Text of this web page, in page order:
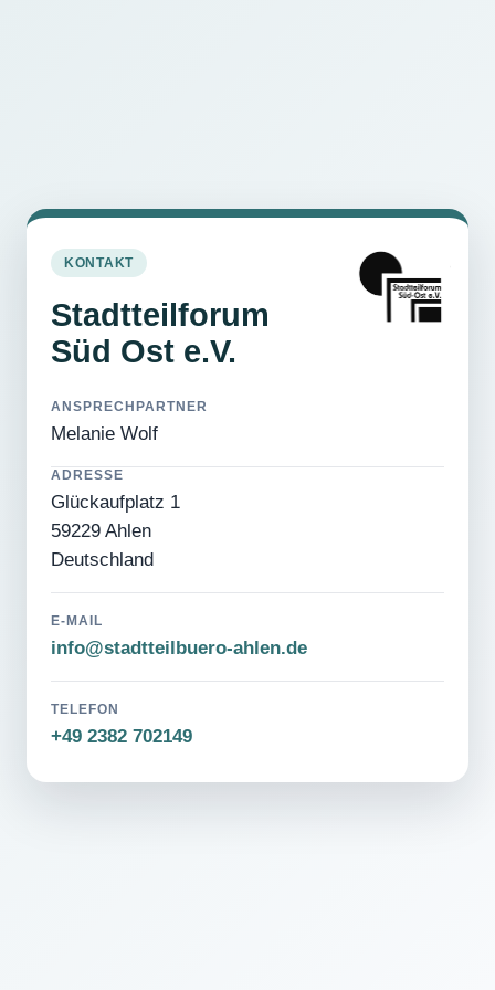
KONTAKT
Stadtteilforum
Süd Ost e.V.
ANSPRECHPARTNER
Melanie Wolf
ADRESSE
Glückaufplatz 1
59229 Ahlen
Deutschland
E-MAIL
info@stadtteilbuero-ahlen.de
TELEFON
+49 2382 702149